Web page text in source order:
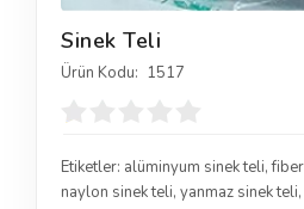
Sinek Teli
Ürün Kodu: 1517
Etiketler: alüminyum sinek teli,
naylon sinek teli, yanmaz sinek teli,